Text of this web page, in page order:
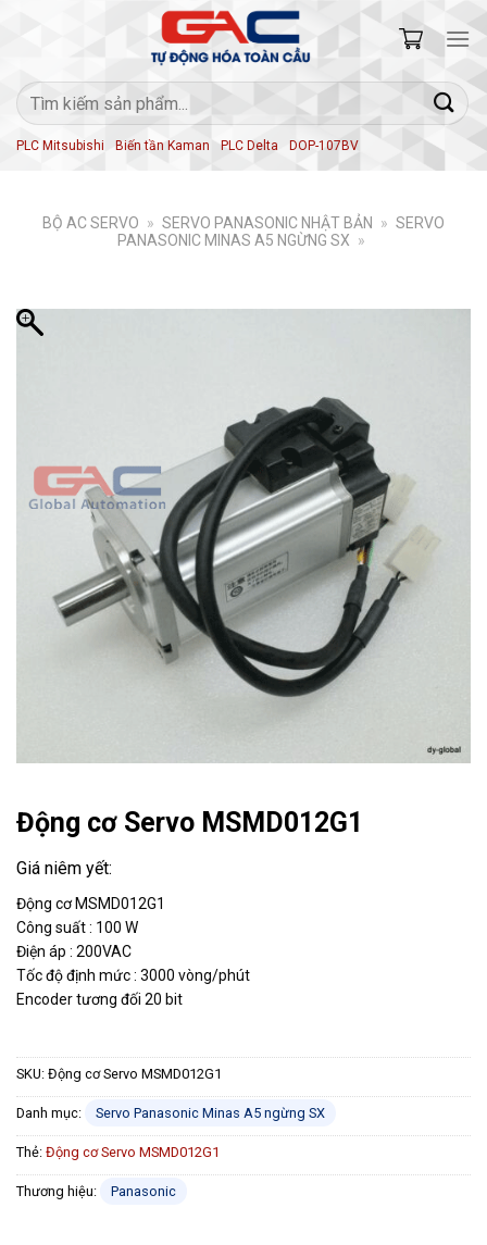
Tìm
kiếm:
PLC Mitsubishi Biến tần Kaman PLC Delta DOP-107BV
BỘ AC SERVO » SERVO PANASONIC NHẬT BẢN » SERVO
PANASONIC MINAS A5 NGỪNG SX »
Động cơ Servo MSMD012G1
Động cơ MSMD012G1
Công suất : 100 W
Điện áp : 200VAC
Tốc độ định mức : 3000 vòng/phút
Encoder tương đối 20 bit
SKU: Động cơ Servo MSMD012G1
Danh mục: Servo Panasonic Minas A5 ngừng SX
Thẻ: Động cơ Servo MSMD012G1
Thương hiệu: Panasonic